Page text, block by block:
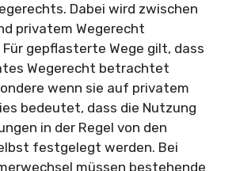
Dabei wird zwischen
privatem Wegerecht
gepflasterte Wege gilt, dass
Wegerecht betrachtet
wenn sie auf privatem
bedeutet, dass die Nutzung
in der Regel von den
festgelegt werden. Bei
müssen bestehende